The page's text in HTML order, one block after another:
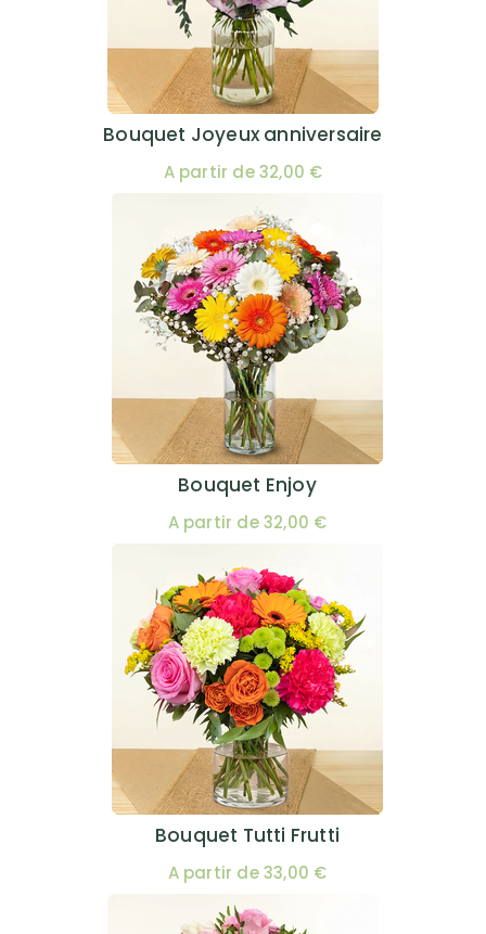
Bouquet Joyeux anniversaire
A partir de 32,00 €
Bouquet Enjoy
A partir de 32,00 €
Bouquet Tutti Frutti
A partir de 33,00 €